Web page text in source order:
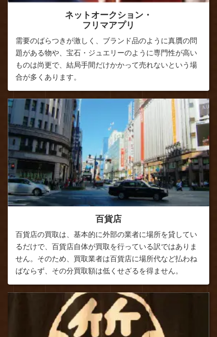
ネットオークション・
フリマアプリ
需要のばらつきが激しく、ブランド品のように真贋の問
題がある物や、宝石・ジュエリーのように専門性が高い
ものは尚更で、結局手間だけかかって売れないという場
合が多くあります。
百貨店
百貨店の買取は、基本的に外部の業者に場所を貸してい
るだけで、百貨店自体が買取を行っている訳ではありま
せん。そのため、買取業者は百貨店に場所代など払わね
ばならず、その分買取額は低くせざるを得ません。